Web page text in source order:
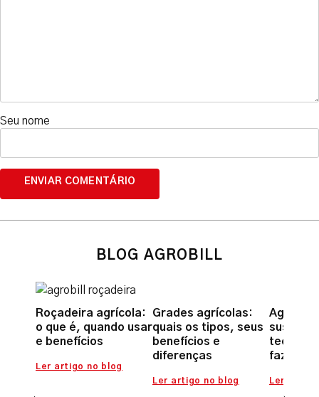
Seu nome
BLOG AGROBILL
Roçadeira agrícola:
o que é, quando usar
e benefícios
Ler artigo no blog
Grades agrícolas:
quais os tipos, seus
benefícios e
diferenças
Ler artigo no blog
fazer a
Ler artigo